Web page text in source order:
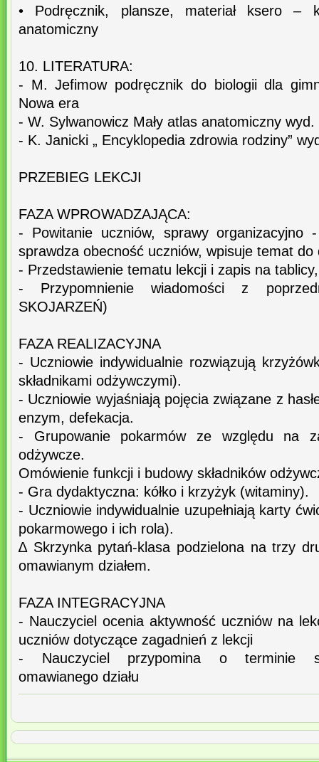
• Podręcznik, plansze, materiał ksero –
anatomiczny
10. LITERATURA:
- M. Jefimow podręcznik do biologii dla
Nowa era
- W. Sylwanowicz Mały atlas anatomiczny wyd.
- K. Janicki „ Encyklopedia zdrowia rodziny”
PRZEBIEG LEKCJI
FAZA WPROWADZAJĄCA:
- Powitanie uczniów, sprawy organizacyjno
sprawdza obecność uczniów, wpisuje temat do
- Przedstawienie tematu lekcji i zapis na
- Przypomnienie wiadomości z
SKOJARZEŃ)
FAZA REALIZACYJNA
- Uczniowie indywidualnie rozwiązują
składnikami odżywczymi).
- Uczniowie wyjaśniają pojęcia związane z
enzym, defekacja.
- Grupowanie pokarmów ze względu na
odżywcze.
Omówienie funkcji i budowy składników
- Gra dydaktyczna: kółko i krzyżyk (witaminy).
- Uczniowie indywidualnie uzupełniają karty
pokarmowego i ich rola).
∆ Skrzynka pytań-klasa podzielona na trzy
omawianym działem.
FAZA INTEGRACYJNA
- Nauczyciel ocenia aktywność uczniów na
uczniów dotyczące zagadnień z lekcji
- Nauczyciel przypomina o terminie
omawianego działu